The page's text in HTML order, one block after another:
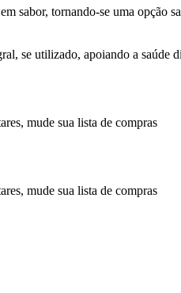
sabor, tornando-se uma opção
se utilizado, apoiando a saúde
mude sua lista de compras
mude sua lista de compras